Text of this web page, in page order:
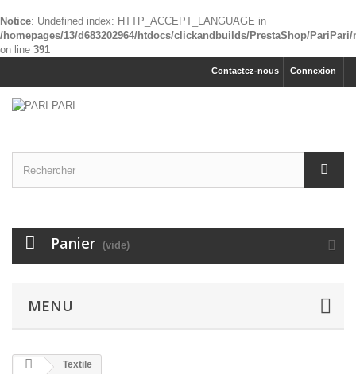
Notice: Undefined index: HTTP_ACCEPT_LANGUAGE in
/homepages/13/d683202964/htdocs/clickandbuilds/PrestaShop/
on line 391
Connexion
Contactez-nous
Panier (vide)
MENU
Textile